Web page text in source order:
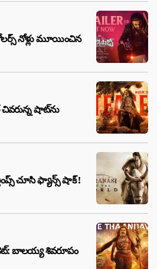
నోళ్లు మూయించిన
షాట్‌ను
చూసి ఫ్యాన్స్ షాక్ !
బాలయ్య శివరూపం